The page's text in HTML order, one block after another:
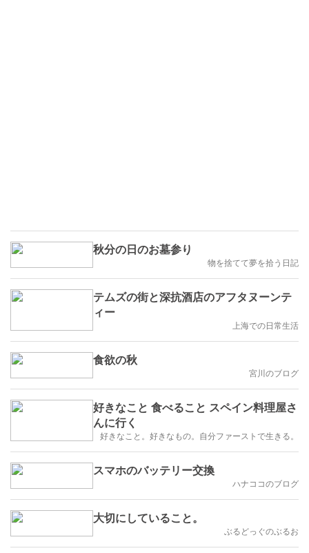
秋分の日のお墓参り
物を捨てて夢を拾う日記
テムズの街と深抗酒店のアフタヌーンテ
ィー
上海での日常生活
食欲の秋
宮川のブログ
好きなこと 食べること スペイン料理屋さ
んに行く
好きなこと。好きなもの。自分ファーストで生きる。
スマホのバッテリー交換
ハナココのブログ
大切にしていること。
ぶるどっぐのぶるお